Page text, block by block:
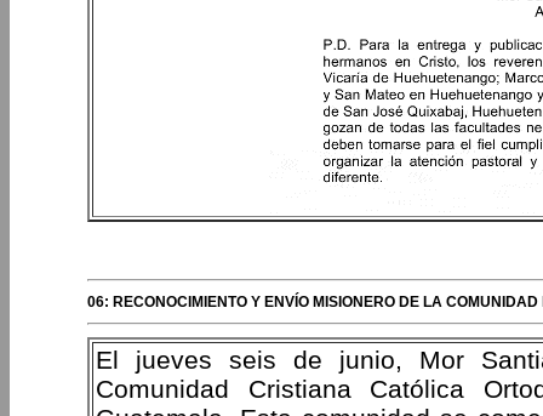
06: RECONOCIMIENTO Y ENVÍO MISIONERO DE LA
El jueves seis de junio, Mor
Comunidad Cristiana Católica